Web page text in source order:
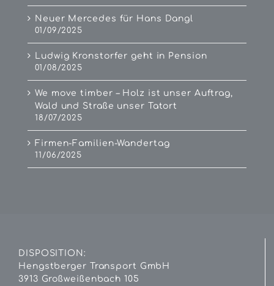
Neuer Mercedes für Hans Dangl
01/09/2025
Ludwig Kronstorfer geht in Pension
01/08/2025
We move timber – Holz ist unser Auftrag,
Wald und Straße unser Tatort
18/07/2025
Firmen-Familien-Wandertag
11/06/2025
DISPOSITION:
Hengstberger Transport GmbH
3913 Großweißenbach 105